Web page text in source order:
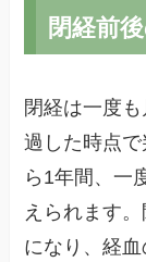
閉経前
閉経は一度
過した時点
ら1年間、一
えられます
になり、経